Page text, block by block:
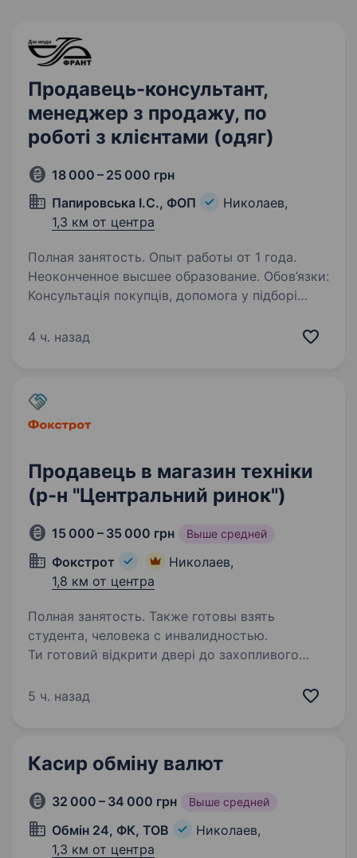
Продавець-консультант,
менеджер з продажу, по
роботі з клієнтами (одяг)
18 000 – 25 000 грн
Папировська І.С., ФОП
Николаев,
1,3 км от центра
Полная занятость. Опыт работы от 1 года.
Неоконченное высшее образование. Обов’язки:
Консультація покупців, допомога у підборі
та виконання планів. Підтримання високого
4 ч. назад
Продавець в магазин техніки
(р-н "Центральний ринок")
15 000 – 35 000 грн Выше средней
Фокстрот
Николаев,
1,8 км от центра
Полная занятость. Также готовы взять
студента, человека с инвалидностью.
Ти готовий відкрити двері до захопливого
подобаються гаджети, і ти хочеш стати
5 ч. назад
Касир обміну валют
32 000 – 34 000 грн Выше средней
Обмін 24, ФК, ТОВ
Николаев,
1,3 км от центра